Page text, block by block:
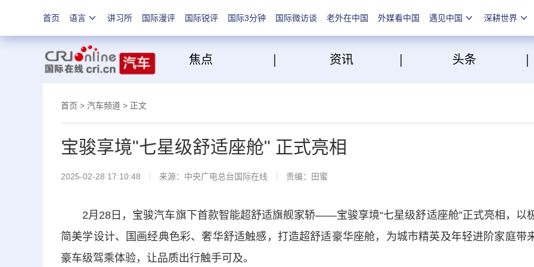
首页 语言 讲习所 国际漫评 国际锐评 国际3分钟 国际微访谈 老外在中国 外媒看中国 遇见中国 深耕世界
焦点 | 资讯 | 头条
首页 > 汽车频道 > 正文
宝骏享境"七星级舒适座舱" 正式亮相
2025-02-28 17:10:48 来源： 中央广电总台国际在线 责编：田蜜
2月28日，宝骏汽车旗下首款智能超舒适旗舰家轿——宝骏享境“七星级舒适座舱”正式亮相，以
简美学设计、国画经典色彩、奢华舒适触感，打造超舒适豪华座舱，为城市精英及年轻进阶家庭带
豪车级驾乘体验，让品质出行触手可及。